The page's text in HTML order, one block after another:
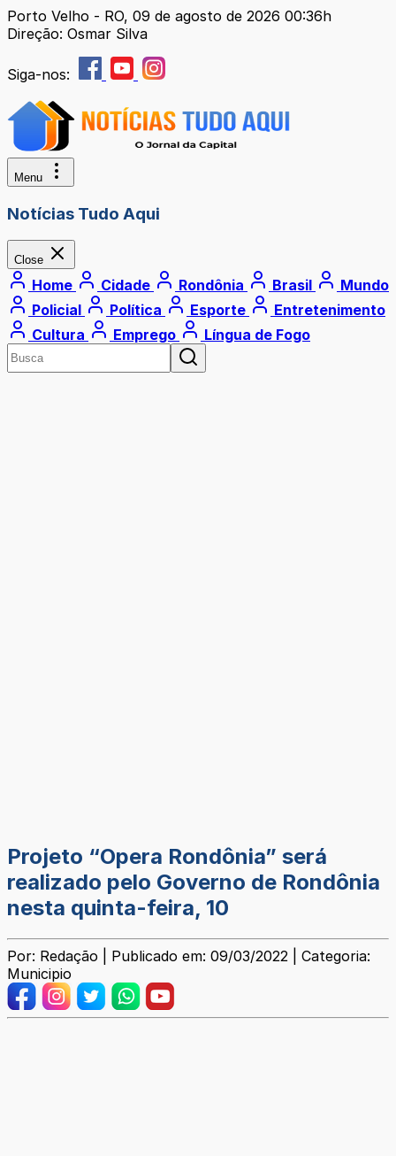
Porto Velho - RO, 09 de agosto de 2026 00:36h
Direção: Osmar Silva
Siga-nos:
Menu
Notícias Tudo Aqui
Close
Home Cidade Rondônia Brasil
Mundo
Policial
Política Esporte
Entretenimento
Cultura
Emprego Língua de Fogo
Projeto “Opera Rondônia” será
realizado pelo Governo de Rondônia
nesta quinta-feira, 10
Por: Redação | Publicado em: 09/03/2022 | Categoria:
Municipio